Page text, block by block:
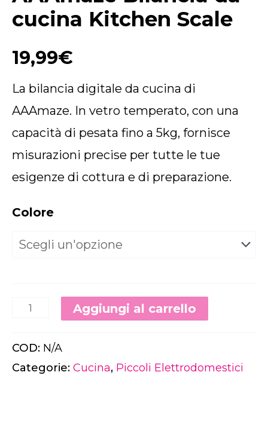
cucina Kitchen Scale
19,99€
La bilancia digitale da cucina di
AAAmaze. In vetro temperato, con una
capacità di pesata fino a 5kg, fornisce
misurazioni precise per tutte le tue
esigenze di cottura e di preparazione.
Colore
Aggiungi al carrello
COD: N/A
Categorie: Cucina, Piccoli Elettrodomestici